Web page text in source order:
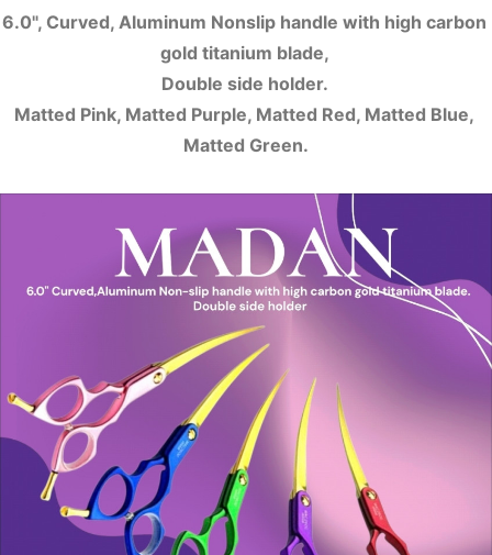
6.0", Curved, Aluminum Nonslip handle with high carbon
gold titanium blade,
Double side holder.
Matted Pink, Matted Purple, Matted Red, Matted Blue,
Matted Green.